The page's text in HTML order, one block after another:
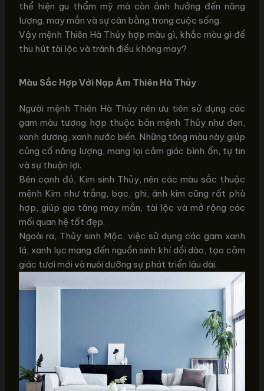
thể hiện gu thẩm mỹ mà còn ảnh hưởng đến năng
lượng, may mắn và sự cân bằng trong cuộc sống.
Vậy mệnh Thiên Hà Thủy hợp màu gì, khắc màu gì để
thu hút tài lộc và tránh điều không may?
Màu Sắc Hợp Với Nạp Âm Thiên Hà Thủy
Người mệnh Thiên Hà Thủy nên ưu tiên sử dụng các
gam màu tương hợp thuộc bản mệnh Thủy như đen,
xanh dương, xanh nước biển. Những tông màu này giúp
củng cố năng lượng, mang lại cảm giác bình ổn, tự tin
và sự thuận lợi.
Bên cạnh đó, Kim sinh Thủy, nên các màu sắc thuộc
mệnh Kim như trắng, bạc, ghi, ánh kim cũng rất phù
hợp, giúp gia tăng may mắn, tài lộc và mở rộng các
mối quan hệ tốt đẹp.
Ngoài ra, Thủy sinh Mộc, việc sử dụng các gam xanh
lá, xanh lục mang đến nguồn sinh khí dồi dào, tạo cảm
giác tươi mới và nuôi dưỡng sự phát triển lâu dài.